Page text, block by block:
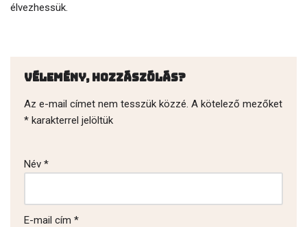
élvezhessük.
Vélemény, hozzászólás?
Az e-mail címet nem tesszük közzé. A kötelező mezőket
* karakterrel jelöltük
Név *
E-mail cím *